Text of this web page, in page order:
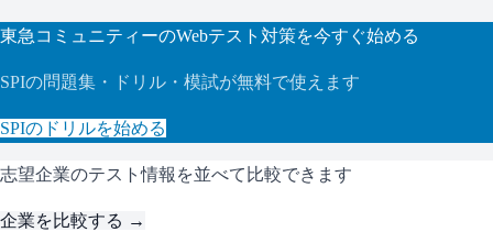
東急コミュニティーのWebテスト対策を今すぐ始める
SPIの問題集・ドリル・模試が無料で使えます
SPIのドリルを始める
志望企業のテスト情報を並べて比較できます
企業を比較する →